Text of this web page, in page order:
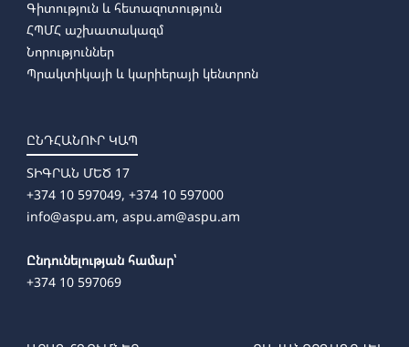
Գիտություն և հետազոտություն
ՀՊՄՀ աշխատակազմ
Նորություններ
Պրակտիկայի և կարիերայի կենտրոն
ԸՆԴՀԱՆՈՒՐ ԿԱՊ
ՏԻԳՐԱՆ ՄԵԾ 17
+374 10 597049, +374 10 597000
info@aspu.am, aspu.am@aspu.am
Ընդունելության համար՝
+374 10 597069